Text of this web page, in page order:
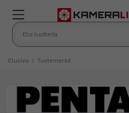
Etusivu / Tuotemerkit